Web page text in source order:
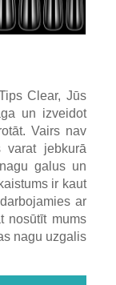
Clear, Jūs
un izveidot
Vairs nav
varat jebkurā
galus un
ir kaut
ar
nosūtīt mums
nagu uzgalis